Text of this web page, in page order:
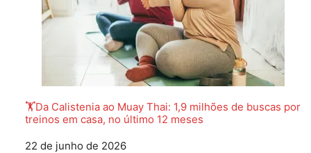
🏋️Da Calistenia ao Muay Thai: 1,9 milhões de buscas por
treinos em casa, no último 12 meses
Data
22 de junho de 2026